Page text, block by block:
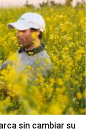
sin cambiar su